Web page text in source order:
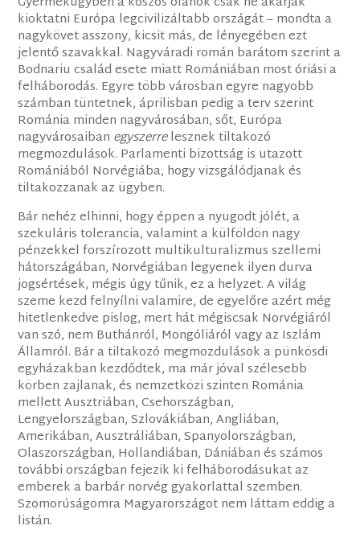
kioktatni Európa legcivilizáltabb országát – mondta a
nagykövet asszony, kicsit más, de lényegében ezt
jelentő szavakkal. Nagyváradi román barátom szerint a
Bodnariu család esete miatt Romániában most óriási a
felháborodás. Egyre több városban egyre nagyobb
számban tüntetnek, áprilisban pedig a terv szerint
Románia minden nagyvárosában, sőt, Európa
nagyvárosaiban egyszerrelesznek tiltakozó
megmozdulások. Parlamenti bizottság is utazott
Romániából Norvégiába, hogy vizsgálódjanak és
tiltakozzanak az ügyben.
Bár nehéz elhinni, hogy éppen a nyugodt jólét, a
szekuláris tolerancia, valamint a külföldön nagy
pénzekkel forszírozott multikulturalizmus szellemi
hátországában, Norvégiában legyenek ilyen durva
jogsértések, mégis úgy tűnik, ez a helyzet. A világ
szeme kezd felnyílni valamire, de egyelőre azért még
hitetlenkedve pislog, mert hát mégiscsak Norvégiáról
van szó, nem Buthánról, Mongóliáról vagy az Iszlám
Államról. Bár a tiltakozó megmozdulások a pünkösdi
egyházakban kezdődtek, ma már jóval szélesebb
körben zajlanak, és nemzetközi szinten Románia
mellett Ausztriában, Csehországban,
Lengyelországban, Szlovákiában, Angliában,
Amerikában, Ausztráliában, Spanyolországban,
Olaszországban, Hollandiában, Dániában és számos
további országban fejezik ki felháborodásukat az
emberek a barbár norvég gyakorlattal szemben.
Szomorúságomra Magyarországot nem láttam eddig a
listán.